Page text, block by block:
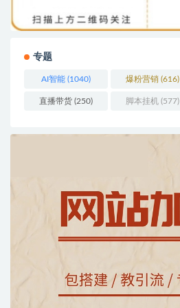
专题
AI智能 (1040) 爆粉营销 (616)
直播带货 (250) 脚本挂机 (577)